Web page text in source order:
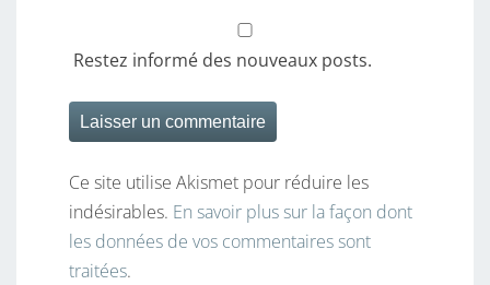
Restez informé des nouveaux posts.
Ce site utilise Akismet pour réduire les
indésirables. En savoir plus sur la façon dont
les données de vos commentaires sont
traitées.